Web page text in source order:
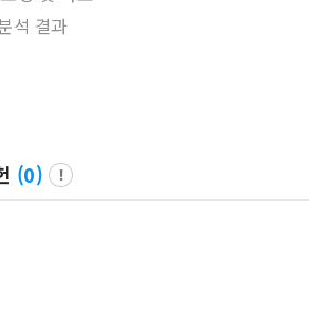
석 결과
(0)